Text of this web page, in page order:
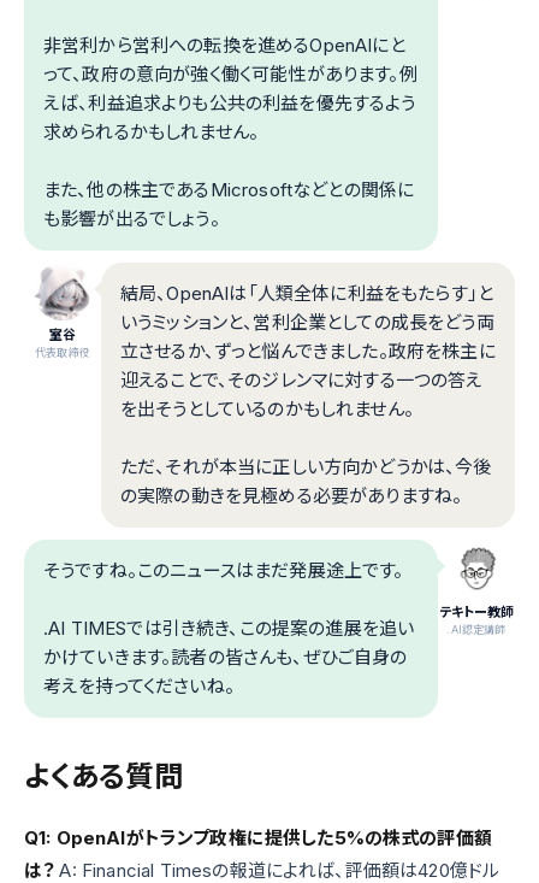
非営利から営利への転換を進めるOpenAIにと
って、政府の意向が強く働く可能性があります。例
えば、利益追求よりも公共の利益を優先するよう
求められるかもしれません。
また、他の株主であるMicrosoftなどとの関係に
も影響が出るでしょう。
室谷
代表取締役
結局、OpenAIは「人類全体に利益をもたらす」と
いうミッションと、営利企業としての成長をどう両
立させるか、ずっと悩んできました。政府を株主に
迎えることで、そのジレンマに対する一つの答え
を出そうとしているのかもしれません。
ただ、それが本当に正しい方向かどうかは、今後
の実際の動きを見極める必要がありますね。
テキトー教師
.AI認定講師
そうですね。このニュースはまだ発展途上です。
.AI TIMESでは引き続き、この提案の進展を追い
かけていきます。読者の皆さんも、ぜひご自身の
考えを持ってくださいね。
よくある質問
Q1: OpenAIがトランプ政権に提供した5%の株式の評価額
は？ A: Financial Timesの報道によれば、評価額は420億ドル